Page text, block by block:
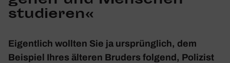
studieren«
Eigent­lich wollten Sie ja ursprüng­lich, dem
Beispiel Ihres älteren Bruders folgend, Poli­zist